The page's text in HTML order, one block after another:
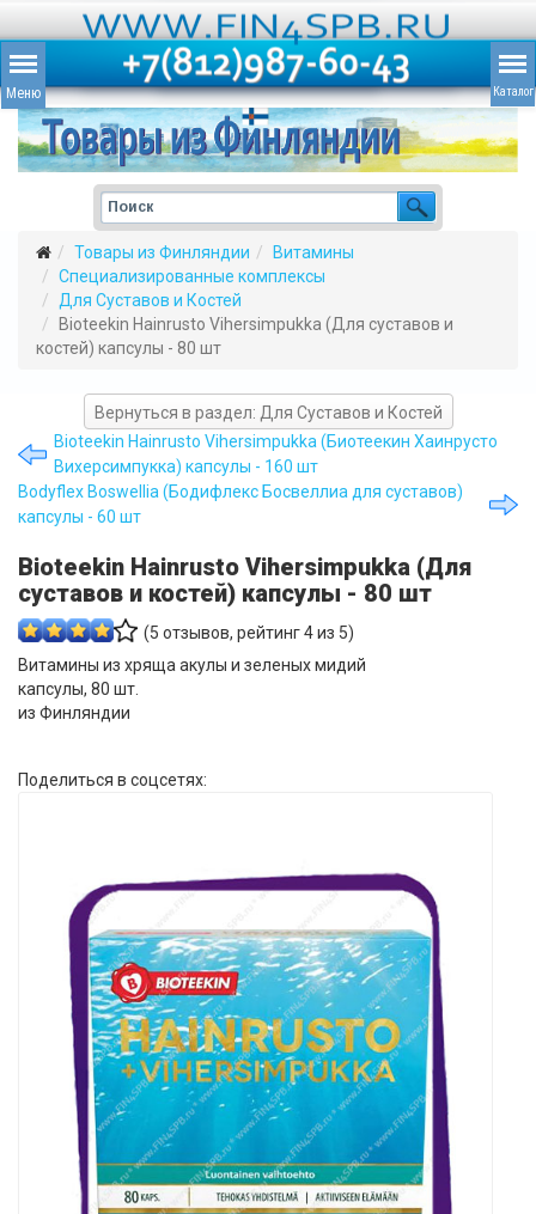
Товары из Финляндии
Витамины
Специализированные комплексы
Для Суставов и Костей
Bioteekin Hainrusto Vihersimpukka (Для суставов и
костей) капсулы - 80 шт
Вернуться в раздел: Для Суставов и Костей
Bioteekin Hainrusto Vihersimpukka (Биотеекин Хаинрусто
Вихерсимпукка) капсулы - 160 шт
Bodyflex Boswellia (Бодифлекс Босвеллиа для суставов)
капсулы - 60 шт
Bioteekin Hainrusto Vihersimpukka (Для
суставов и костей) капсулы - 80 шт
(5 отзывов, рейтинг4из 5)
Витамины из хряща акулы и зеленых мидий
капсулы, 80 шт.
из Финляндии
Поделиться в соцсетях: